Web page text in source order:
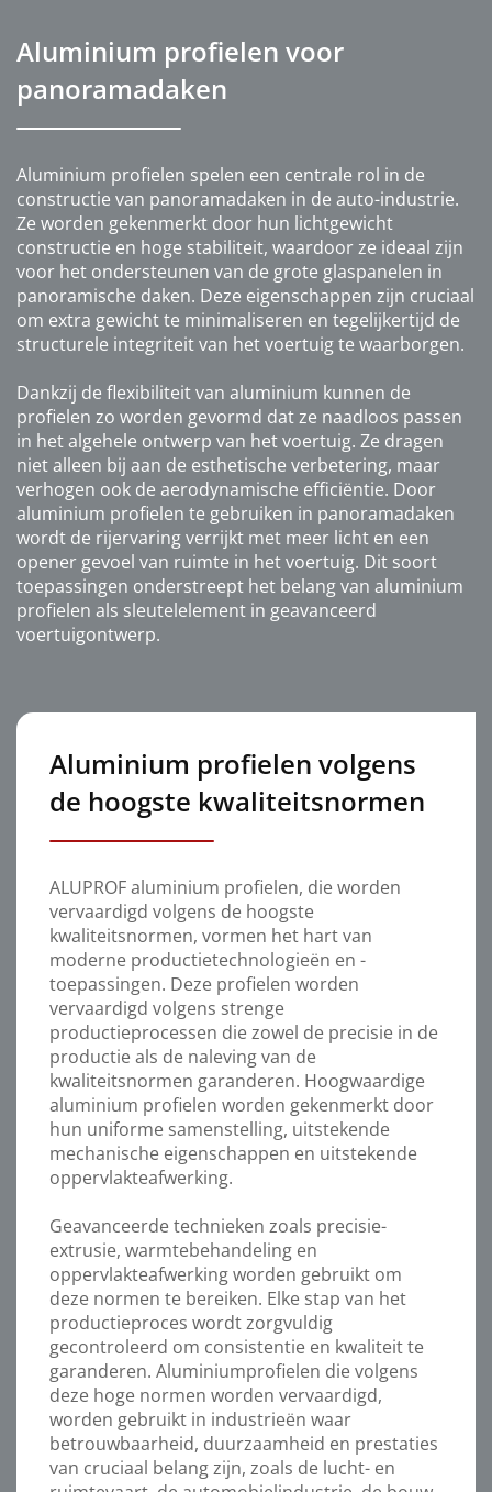
Aluminium profielen voor
panoramadaken
Aluminium profielen spelen een centrale rol in de
constructie van panoramadaken in de auto-industrie.
Ze worden gekenmerkt door hun lichtgewicht
constructie en hoge stabiliteit, waardoor ze ideaal zijn
voor het ondersteunen van de grote glaspanelen in
panoramische daken. Deze eigenschappen zijn cruciaal
om extra gewicht te minimaliseren en tegelijkertijd de
structurele integriteit van het voertuig te waarborgen.
Dankzij de flexibiliteit van aluminium kunnen de
profielen zo worden gevormd dat ze naadloos passen
in het algehele ontwerp van het voertuig. Ze dragen
niet alleen bij aan de esthetische verbetering, maar
verhogen ook de aerodynamische efficiëntie. Door
aluminium profielen te gebruiken in panoramadaken
wordt de rijervaring verrijkt met meer licht en een
opener gevoel van ruimte in het voertuig. Dit soort
toepassingen onderstreept het belang van aluminium
profielen als sleutelelement in geavanceerd
voertuigontwerp.
Aluminium profielen volgens
de hoogste kwaliteitsnormen
ALUPROF aluminium profielen, die worden
vervaardigd volgens de hoogste
kwaliteitsnormen, vormen het hart van
moderne productietechnologieën en -
toepassingen. Deze profielen worden
vervaardigd volgens strenge
productieprocessen die zowel de precisie in de
productie als de naleving van de
kwaliteitsnormen garanderen. Hoogwaardige
aluminium profielen worden gekenmerkt door
hun uniforme samenstelling, uitstekende
mechanische eigenschappen en uitstekende
oppervlakteafwerking.
Geavanceerde technieken zoals precisie-
extrusie, warmtebehandeling en
oppervlakteafwerking worden gebruikt om
deze normen te bereiken. Elke stap van het
productieproces wordt zorgvuldig
gecontroleerd om consistentie en kwaliteit te
garanderen. Aluminiumprofielen die volgens
deze hoge normen worden vervaardigd,
worden gebruikt in industrieën waar
betrouwbaarheid, duurzaamheid en prestaties
van cruciaal belang zijn, zoals de lucht- en